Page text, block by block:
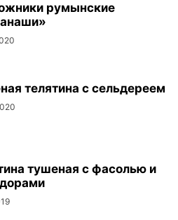
румынские
телятина с сельдереем
тушеная с фасолью и